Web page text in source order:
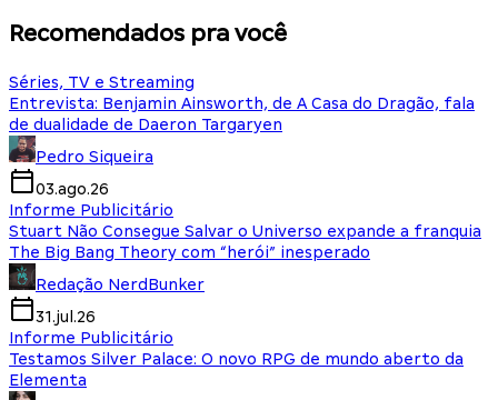
Recomendados pra você
Séries, TV e Streaming
Entrevista: Benjamin Ainsworth, de A Casa do Dragão, fala
de dualidade de Daeron Targaryen
Pedro Siqueira
03.ago.26
Informe Publicitário
Stuart Não Consegue Salvar o Universo expande a franquia
The Big Bang Theory com “herói” inesperado
Redação NerdBunker
31.jul.26
Informe Publicitário
Testamos Silver Palace: O novo RPG de mundo aberto da
Elementa